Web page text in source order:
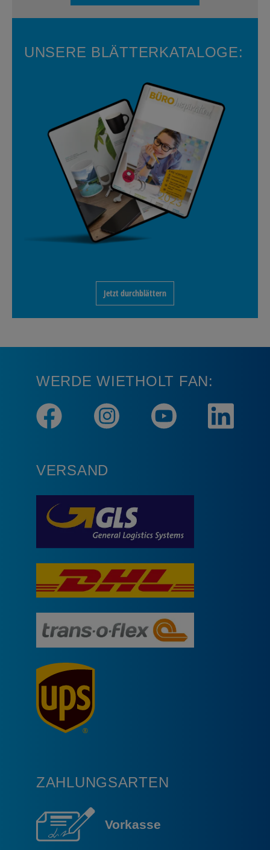
UNSERE BLÄTTERKATALOGE:
Jetzt durchblättern
WERDE WIETHOLT FAN:
VERSAND
ZAHLUNGSARTEN
Vorkasse